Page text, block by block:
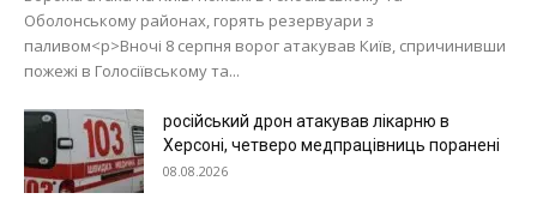
Оболонському районах, горять резервуари з
паливом<p>Вночі 8 серпня ворог атакував Київ, спричинивши
пожежі в Голосіївському та...
російський дрон атакував лікарню в
Херсоні, четверо медпрацівниць поранені
08.08.2026